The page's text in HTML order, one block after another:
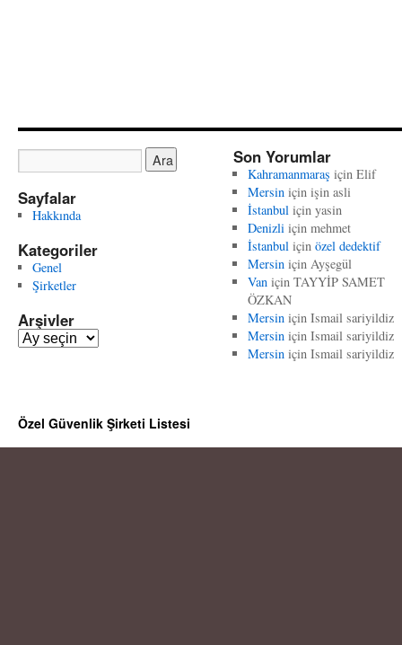
Sayfalar
Hakkında
Kategoriler
Genel
Şirketler
Arşivler
A
l
e
Son Yorumlar
Kahramanmaraş için Elif
Mersiniçin işin asli
İstanbuliçin yasin
Denizliiçin mehmet
İstanbuliçin özel dedektif
Mersiniçin Ayşegül
Vaniçin TAYYİP SAMET
ÖZKAN
Mersiniçin Ismail sariyildiz
Mersiniçin Ismail sariyildiz
Mersiniçin Ismail sariyildiz
Özel Güvenlik Şirketi Listesi